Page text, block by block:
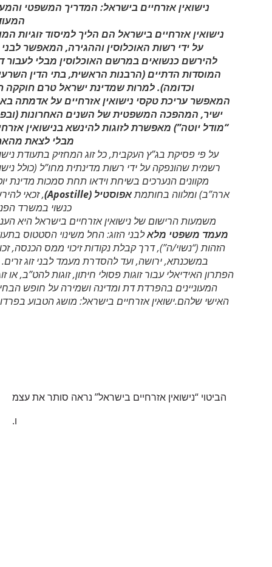
נישואין אזרחיים בישראל: המדריך המשפטי והמעשי
המעודכן
נישואין אזרחיים בישראל הם הליך למיסוד זוגיות המוכר
על ידי רשות האוכלוסין וההגירה, המאפשר לבני זוג
להירשם כנשואים במרשם האוכלוסין מבלי לעבור דרך
המוסדות הדתיים (הרבנות הראשית, בתי הדין השרעיים
וכדומה). למרות שמדינת ישראל טרם חוקקה חוק
המאפשר עריכת טקסי נישואין אזרחיים על אדמתה באופן
ישיר, המהפכה המשפטית של השנים האחרונות (ובפרט
“מודל יוטה”) מאפשרת לזוגות להינשא בנישואין אזרחיים
מבלי לצאת מהארץ.
על פי פסיקת בג”ץ העקבית, כל זוג המחזיק בתעודת נישואין
רשמית שהונפקה על ידי רשות מדינתית מחו”ל (כולל נישואין
מקוונים הנערכים בשיחת וידאו תחת סמכות מדינת יוטה,
ארה”ב) ומלווה בחותמתאפוסטיל (Apostille)
, זכאי להירשם
כנשוי במשרד הפנים.
משמעות הרישום של נישואין אזרחיים בישראל היא הענקת
מעמד משפטי מלאלבני הזוג: החל משינוי הסטטוס בתעודת
הזהות (“נשוי/ה”), דרך קבלת נקודות זיכוי ממס הכנסה, זכויות
במשכנתא, ירושה, ועד להסדרת מעמד לבני זוג זרים. זהו
הפתרון האידיאלי עבור זוגות פסולי חיתון, זוגות להט”ב, או זוגות
המעוניינים בהפרדת דת ומדינה ושמירה על חופש הבחירה
האישי שלהם.ישואין אזרחיים בישראל: מושג הטבוע בפרדוקס
הביטוי “נישואין אזרחיים בישראל” נראה סותר את עצמ